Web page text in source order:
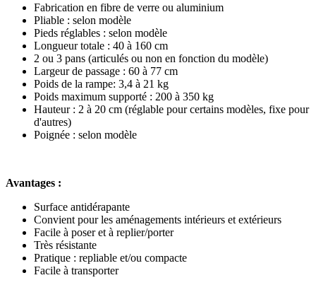
Fabrication en fibre de verre ou aluminium
Pliable : selon modèle
Pieds réglables : selon modèle
Longueur totale : 40 à 160 cm
2 ou 3 pans (articulés ou non en fonction du modèle)
Largeur de passage : 60 à 77 cm
Poids de la rampe: 3,4 à 21 kg
Poids maximum supporté : 200 à 350 kg
Hauteur : 2 à 20 cm (réglable pour certains modèles, fixe pour
d'autres)
Poignée : selon modèle
Avantages :
Surface antidérapante
Convient pour les aménagements intérieurs et extérieurs
Facile à poser et à replier/porter
Très résistante
Pratique : repliable et/ou compacte
Facile à transporter